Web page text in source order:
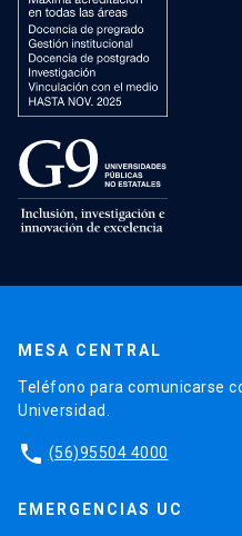
MESA CENTRAL
Teléfono para comunicarse
Universidad.
phone (56)95504 4000
EMERGENCIAS UC